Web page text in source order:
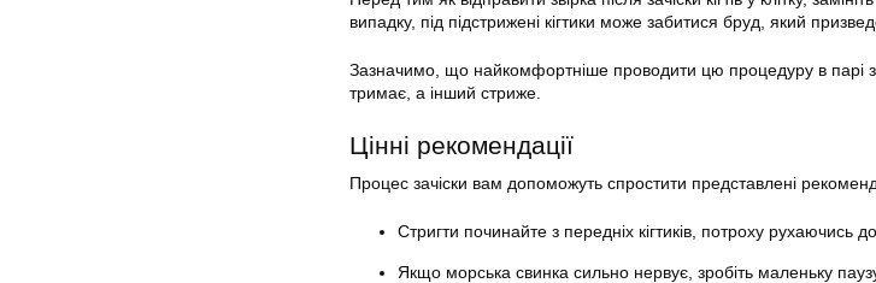
випадку, під підстрижені кігтики може забитися бруд, який
Зазначимо, що найкомфортніше проводити цю процедуру в парі з
тримає, а інший стриже.
Цінні рекомендації
Процес зачіски вам допоможуть спростити представлені
Стригти починайте з передніх кігтиків, потроху рухаючись до
Якщо морська свинка сильно нервує, зробіть маленьку